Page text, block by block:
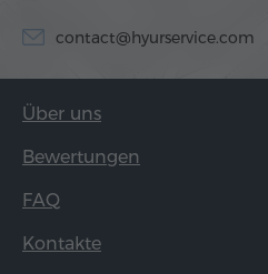
contact@hyurservice.com
Über uns
Bewertungen
FAQ
Kontakte